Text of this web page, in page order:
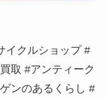
イクルショップ #
取 #アンティーク
ンのあるくらし #